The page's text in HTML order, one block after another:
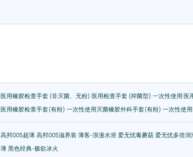
医用橡胶检查手套 (非灭菌、无粉) 医用检查手套 (抑菌型) 一次性使用 医
医用橡胶检查手套(有粉) 一次性使用灭菌橡胶外科手套(有粉) 一次性使
高邦005超薄高邦005滋养装 薄客-浪漫水溶爱无忧毒蘑菇爱无忧多倍润
薄黑色经典-极欲冰火